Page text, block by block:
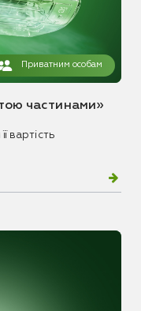
Приватним особам
частинами»
вартість